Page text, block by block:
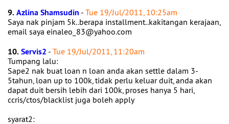
9.Azlina Shamsudin - Tue 19/Jul/2011, 10:25am
Saya nak pinjam 5k..berapa installment..kakitangan kerajaan,
email saya einaleo_83@yahoo.com
10.Servis2 - Tue 19/Jul/2011, 11:20am
Tumpang lalu:
Sape2 nak buat loan n loan anda akan settle dalam 3-
5tahun, loan up to 100k, tidak perlu keluar duit, anda akan
dapat duit bersih lebih dari 100k, proses hanya 5 hari,
ccris/ctos/blacklist juga boleh apply
syarat2: